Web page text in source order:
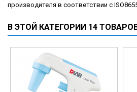
производителя в соответствии с
В ЭТОЙ КАТЕГОРИИ 14